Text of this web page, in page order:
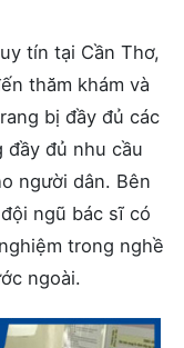
tín tại Cần Thơ,
thăm khám và
bị đầy đủ các
đầy đủ nhu cầu
người dân. Bên
ngũ bác sĩ có
trong nghề
ngoài.